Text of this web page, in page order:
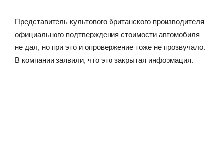
Представитель культового британского производителя
официального подтверждения стоимости автомобиля
не дал, но при это и опровержение тоже не прозвучало.
В компании заявили, что это закрытая информация.